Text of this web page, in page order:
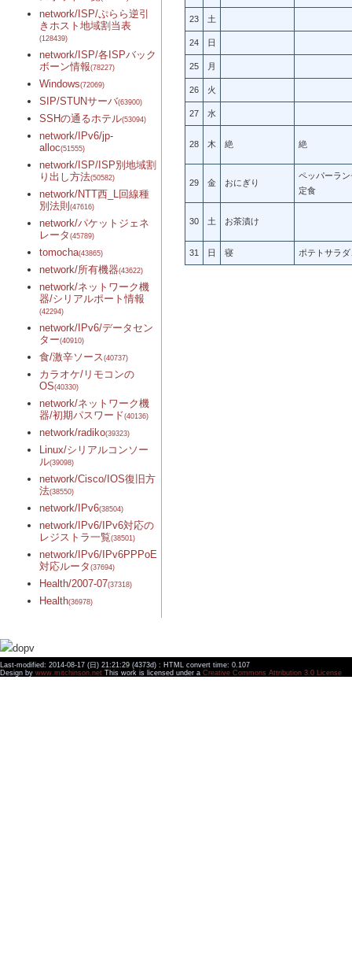
network/ISP/ぷらら逆引
きホスト地域割当表
(128439)
network/ISP/各ISPバック
ボーン情報(78227)
Windows(72069)
SIP/STUNサーバ(63900)
SSHの通るホテル(53094)
network/IPv6/jp-
alloc(51555)
network/ISP/ISP別地域割
り出し方法(50582)
network/NTT西_L回線種
別法則(47616)
network/パケットジェネ
レータ (45789)
tomocha(43865)
network/所有機器(43622)
network/ネットワーク機
器/シリアルポート情報
(42294)
network/IPv6/データセン
ター(40910)
食/激辛ソース (40737)
カラオケ/リモコンの
OS(40330)
network/ネットワーク機
器/初期パスワード(40136)
network/radiko(39323)
Linux/シリアルコンソー
ル(39098)
network/Cisco/IOS復旧方
法(38550)
network/IPv6(38504)
network/IPv6/IPv6対応の
レジストラ一覧(38501)
network/IPv6/IPv6PPPoE
対応ルータ (37694)
Health/2007-07(37318)
Health(36978)
23 土
24 日
25 月
26 火
27 水
28 木 絶 絶
29 金 おにぎり
ペッパーラ
定食
30 土 お茶漬け
31 日 寝 ポテトサラ
Last-modified: 2014-08-17 (日) 21:21:29 (4373d) : HTML convert time: 0.107
Design by www.mitchinson.net This work is licensed under a Creative Commons Attribution 3.0 License